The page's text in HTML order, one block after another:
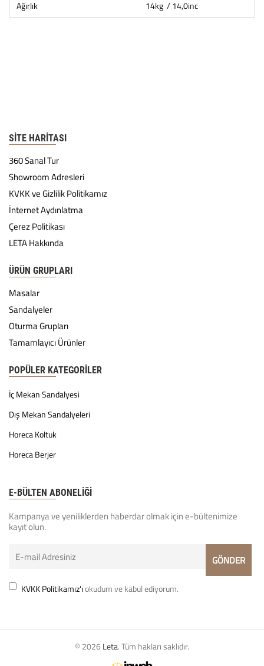
Ağırlık
14kg / 14,0inc
SITE HARITASI
360 Sanal Tur
Showroom Adresleri
KVKK ve Gizlilik Politikamız
İnternet Aydınlatma
Çerez Politikası
LETA Hakkında
ÜRÜN GRUPLARI
Masalar
Sandalyeler
Oturma Grupları
Tamamlayıcı Ürünler
POPÜLER KATEGORILER
İç Mekan Sandalyesi
Dış Mekan Sandalyeleri
Horeca Koltuk
Horeca Berjer
E-BÜLTEN ABONELİĞİ
Kampanya ve yeniliklerden haberdar olmak için e-bültenimize
kayıt olun.
KVKK Politikamız'ıokudum ve kabul ediyorum.
© 2026 Leta. Tüm hakları saklıdır.